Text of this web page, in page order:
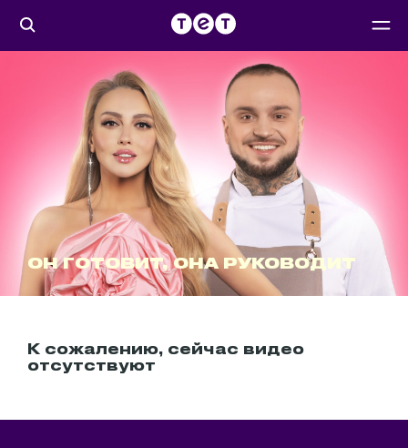
ОН ГОТОВИТ, ОНА РУКОВОДИТ
К сожалению, сейчас видео
отсутствуют